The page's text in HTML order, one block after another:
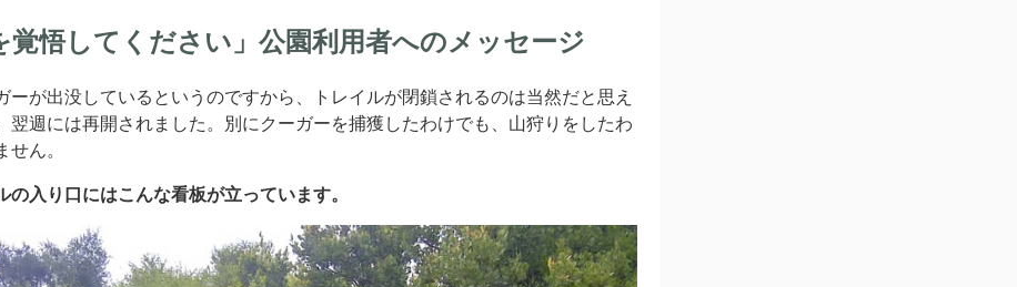
覚悟してください」公園利用者へのメッセージ
ーが出没しているというのですから、トレイルが閉鎖されるのは当然だと思え
翌週には再開されました。別にクーガーを捕獲したわけでも、山狩りをしたわ
ん。
の入り口にはこんな看板が立っています。